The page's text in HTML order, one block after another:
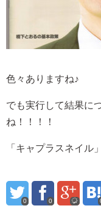
色々ありますね♪
でも実行して結果に
ね！！！！
「キャプラスネイル
0 0